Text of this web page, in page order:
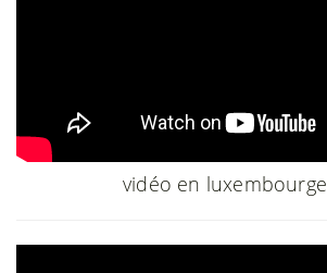
vidéo en